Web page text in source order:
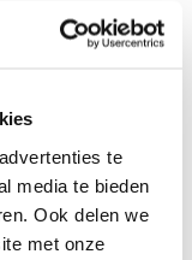
te
media te bieden
Ook delen we
met onze
wegen voor